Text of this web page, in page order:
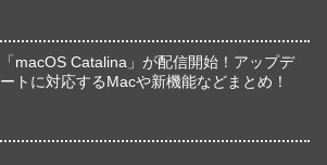
「macOS Catalina」が配信開始！アップデ
ートに対応するMacや新機能などまとめ！